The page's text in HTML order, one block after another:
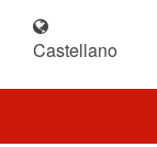
Castellano